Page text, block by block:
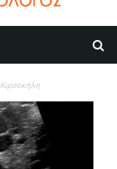
Κιρσοκήλη